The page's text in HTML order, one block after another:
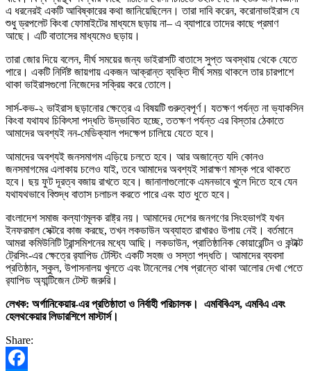
এ ধরনেরই একটি আবিষ্কারের কথা জানিয়েছিলেন। তারা দাবি করেন, করোনাভাইরাস যে
শুধু ড্রপলেট কিংবা ফোমাইটের মাধ্যমে ছড়ায় না– এ ব্যাপারে তাদের কাছে প্রমাণ
আছে। এটি বাতাসের মাধ্যমেও ছড়ায়।
তারা জোর দিয়ে বলেন, দীর্ঘ সময়ের জন্য ভাইরাসটি বাতাসে সুপ্ত অবস্থায় থেকে যেতে
পারে। একটি নির্দিষ্ট জায়গায় একজন আক্রান্ত ব্যক্তি দীর্ঘ সময় থাকলে তার চারপাশে
থাকা ভাইরাসগুলো নিজেদের সক্রিয় করে তোলে।
সার্স-কভ-২ ভাইরাস ছড়ানোর ক্ষেত্রে এ বিষয়টি গুরুত্বপূর্ণ। যতক্ষণ পর্যন্ত না ভ্যাকসিন
কিংবা যথাযথ চিকিৎসা পদ্ধতি উদ্ভাবিত হচ্ছে, ততক্ষণ পর্যন্ত এর বিস্তার ঠেকাতে
আমাদের অবশ্যই নন-মেডিক্যাল পদক্ষেপ চালিয়ে যেতে হবে।
আমাদের অবশ্যই জনসমাগম এড়িয়ে চলতে হবে। আর অজান্তে যদি কোনও
জনসমাগমের এলাকায় চলেও যাই, তবে আমাদের অবশ্যই সারাক্ষণ মাস্ক পরে থাকতে
হবে। ছয় ফুট দূরত্ব বজায় রাখতে হবে। জানালাগুলোকে এমনভাবে খুলে দিতে হবে যেন
যথাযথভাবে বিশুদ্ধ বাতাস চলাচল করতে পারে এবং হাত ধুতে হবে।
বাংলাদেশ সমাজ কল্যাণমূলক রাষ্ট্র নয়। আমাদের দেশের জনগণের সিংহভাগই যখন
ইনফরমাল সেক্টরে কাজ করছে, তখন লকডাউন অব্যাহত রাখারও উপায় নেই। বর্তমানে
আমরা কমিউনিটি ট্রান্সমিশনের মধ্যে আছি। লকডাউন, প্রাতিষ্ঠানিক কোয়ারেন্টিন ও কন্টাক্ট
ট্রেসিং-এর ক্ষেত্রে র‌্যাপিড টেস্টিং একটি সহজ ও সস্তা পদ্ধতি। আমাদের ব্যবসা
প্রতিষ্ঠান, স্কুল, উপাসনালয় খুলতে এবং টানেলের শেষ প্রান্তে থাকা আলোর দেখা পেতে
র‌্যাপিড অ্যান্টিজেন টেস্ট জরুরি।
লেখক: অর্গানিকেয়ার-এর প্রতিষ্ঠাতা ও নির্বাহী পরিচালক। এমবিবিএস, এমবিএ এবং
হেলথকেয়ার লিডারশিপে মাস্টার্স।
Share: